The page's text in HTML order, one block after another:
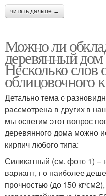
читать дальше →
Можно ли
деревянный
Несколько слов
облицовочного
Детально тема о
рассмотрена в других в
мы осветим этот вопрос
деревянного дома можно
кирпич любого типа:
Силикатный (см. фото 1) –
вариант, но наиболее
прочностью (до 150 кг/